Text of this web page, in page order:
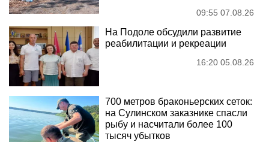
09:55 07.08.26
На Подоле обсудили развитие
реабилитации и рекреации
16:20 05.08.26
700 метров браконьерских сеток:
на Сулинском заказнике спасли
рыбу и насчитали более 100
тысяч убытков